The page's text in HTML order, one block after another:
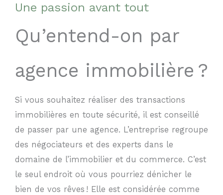
Une passion avant tout
Qu’entend-on par
agence immobilière ?
Si vous souhaitez réaliser des transactions
immobilières en toute sécurité, il est conseillé
de passer par une agence. L’entreprise regroupe
des négociateurs et des experts dans le
domaine de l’immobilier et du commerce. C’est
le seul endroit où vous pourriez dénicher le
bien de vos rêves ! Elle est considérée comme